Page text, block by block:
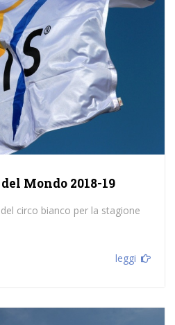
Mondo 2018-19
circo bianco per la stagione
leggi